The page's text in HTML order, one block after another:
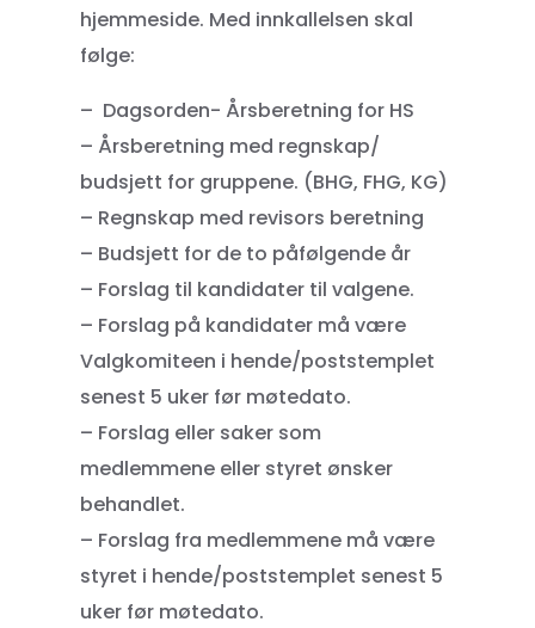
hjemmeside. Med innkallelsen skal
følge:
– Dagsorden- Årsberetning for HS
– Årsberetning med regnskap/
budsjett for gruppene. (BHG, FHG, KG)
– Regnskap med revisors beretning
– Budsjett for de to påfølgende år
– Forslag til kandidater til valgene.
– Forslag på kandidater må være
Valgkomiteen i hende/poststemplet
senest 5 uker før møtedato.
– Forslag eller saker som
medlemmene eller styret ønsker
behandlet.
– Forslag fra medlemmene må være
styret i hende/poststemplet senest 5
uker før møtedato.